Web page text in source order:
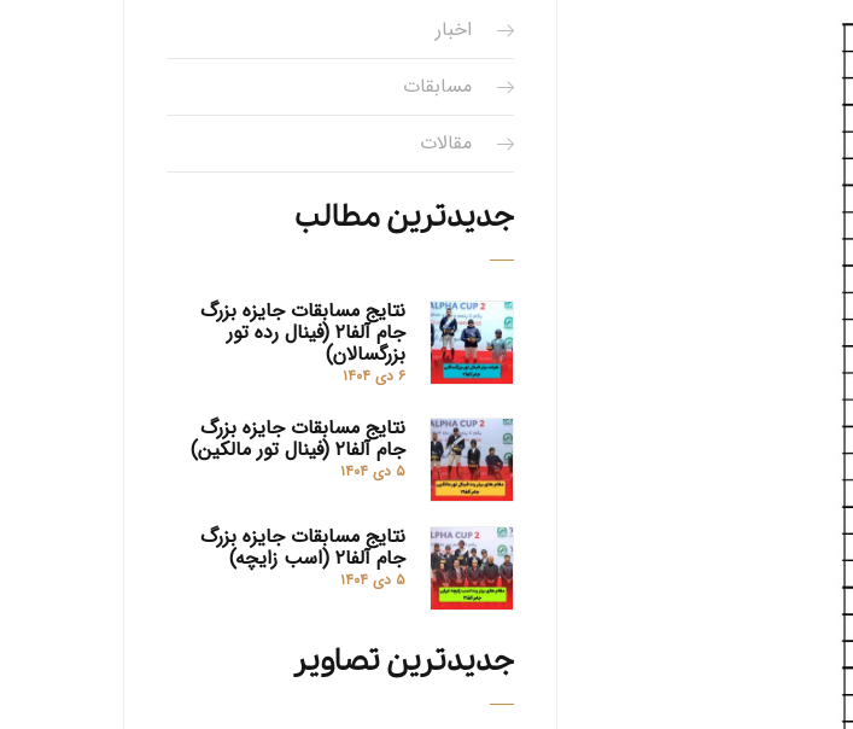
اخبار
مسابقات
مقالات
جدیدترین مطالب
نتایج مسابقات جایزه بزرگ
جام آلفا۲ (فینال رده تور
بزرگسالان)
۶ دی ۱۴۰۴
نتایج مسابقات جایزه بزرگ
جام آلفا۲ (فینال تور مالکین)
۵ دی ۱۴۰۴
نتایج مسابقات جایزه بزرگ
جام آلفا۲ (اسب زایچه)
۵ دی ۱۴۰۴
جدیدترین تصاویر